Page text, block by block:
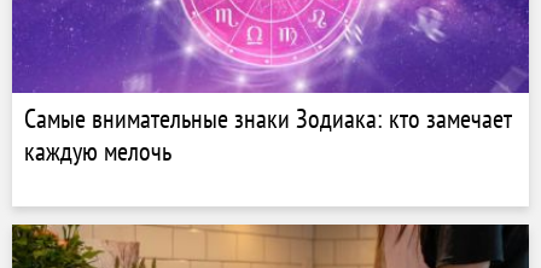
Самые внимательные знаки Зодиака: кто замечает
каждую мелочь